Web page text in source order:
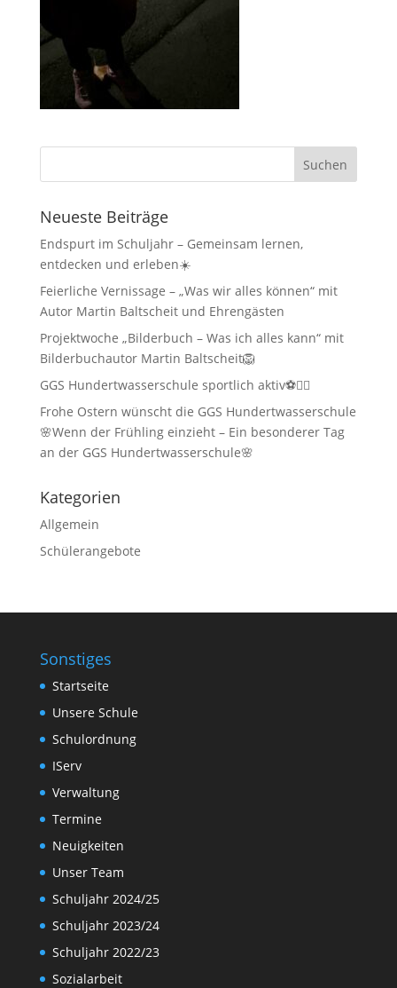
Neueste Beiträge
Endspurt im Schuljahr – Gemeinsam lernen,
entdecken und erleben☀️
Feierliche Vernissage – „Was wir alles können“ mit
Autor Martin Baltscheit und Ehrengästen
Projektwoche „Bilderbuch – Was ich alles kann“ mit
Bilderbuchautor Martin Baltscheit🦁
GGS Hundertwasserschule sportlich aktiv⚽🏃‍♂️
Frohe Ostern wünscht die GGS Hundertwasserschule
🌸Wenn der Frühling einzieht – Ein besonderer Tag
an der GGS Hundertwasserschule🌸
Kategorien
Allgemein
Schülerangebote
Sonstiges
Startseite
Unsere Schule
Schulordnung
IServ
Verwaltung
Termine
Neuigkeiten
Unser Team
Schuljahr 2024/25
Schuljahr 2023/24
Schuljahr 2022/23
Sozialarbeit